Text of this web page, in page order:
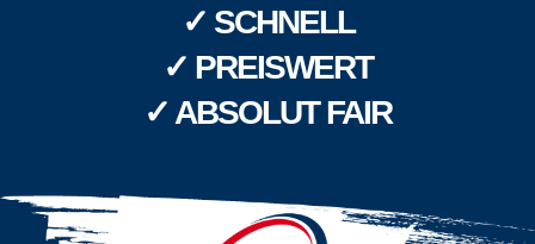
✓ SCHNELL
✓ PREISWERT
✓ ABSOLUT FAIR